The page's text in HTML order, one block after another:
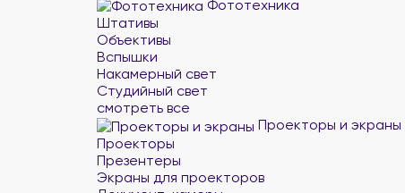
Фототехника
Штативы
Объективы
Вспышки
Накамерный свет
Студийный свет
смотреть все
Проекторы и экраны
Проекторы
Презентеры
Экраны для проекторов